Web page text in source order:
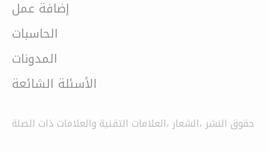
إضافة عمل
الحاسبات
المدونات
الأسئلة الشائعة
حقوق النشر ،الشعار ،العلامات التقنية والعلامات ذات الصلة